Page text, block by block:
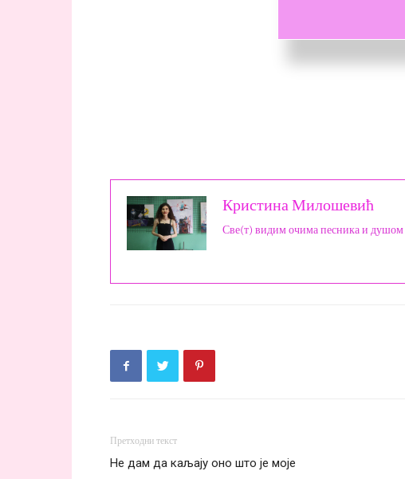
Кристина Милошевић
Све(т) видим очима песника и душом
Претходни текст
Не дам да каљају оно што је моје